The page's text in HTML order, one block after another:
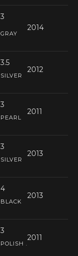
3
2014
GRAY
3.5
2012
SILVER
3
2011
PEARL
3
2013
SILVER
4
2013
BLACK
3
2011
POLISH .